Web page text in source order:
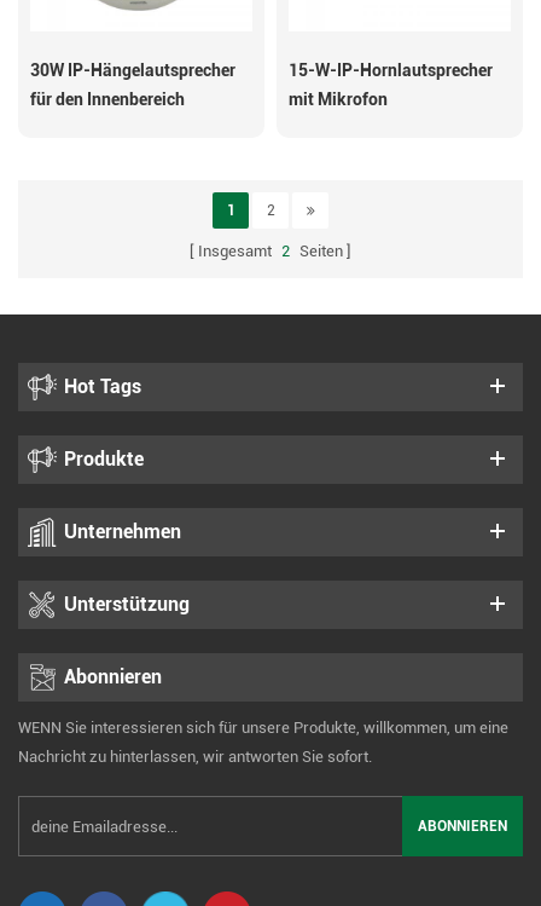
30W IP-Hängelautsprecher
für den Innenbereich
15-W-IP-Hornlautsprecher
mit Mikrofon
1 2
Insgesamt 2 Seiten
Hot Tags
Produkte
Unternehmen
Unterstützung
Abonnieren
WENN Sie interessieren sich für unsere Produkte, willkommen, um eine
Nachricht zu hinterlassen, wir antworten Sie sofort.